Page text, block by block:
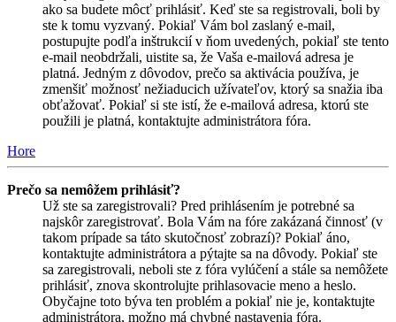
ako sa budete môcť prihlásiť. Keď ste sa registrovali, boli by
ste k tomu vyzvaný. Pokiaľ Vám bol zaslaný e-mail,
postupujte podľa inštrukcií v ňom uvedených, pokiaľ ste tento
e-mail neobdržali, uistite sa, že Vaša e-mailová adresa je
platná. Jedným z dôvodov, prečo sa aktivácia používa, je
zmenšiť možnosť nežiaducich užívateľov, ktorý sa snažia iba
obťažovať. Pokiaľ si ste istí, že e-mailová adresa, ktorú ste
použili je platná, kontaktujte administrátora fóra.
Hore
Prečo sa nemôžem prihlásiť?
Už ste sa zaregistrovali? Pred prihlásením je potrebné sa
najskôr zaregistrovať. Bola Vám na fóre zakázaná činnosť (v
takom prípade sa táto skutočnosť zobrazí)? Pokiaľ áno,
kontaktujte administrátora a pýtajte sa na dôvody. Pokiaľ ste
sa zaregistrovali, neboli ste z fóra vylúčení a stále sa nemôžete
prihlásiť, znova skontrolujte prihlasovacie meno a heslo.
Obyčajne toto býva ten problém a pokiaľ nie je, kontaktujte
administrátora, možno má chybné nastavenia fóra.